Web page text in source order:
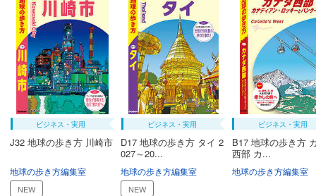
ビジネス・実用
J32 地球の歩き方 川崎市
地球の歩き方編集室
NEW
ビジネス・実用
D17 地球の歩き方 タイ 2
027～20...
地球の歩き方編集室
NEW
ビジネス・実用
B17 地球の歩き方
西部 カ...
地球の歩き方編集室